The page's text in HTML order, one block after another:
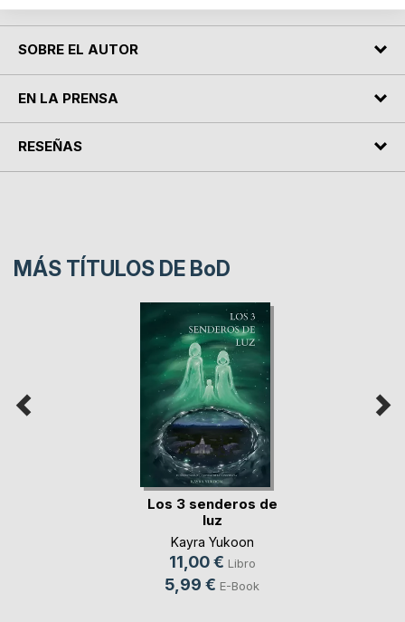
SOBRE EL AUTOR
EN LA PRENSA
RESEÑAS
MÁS TÍTULOS DE BoD
Los 3 senderos de
luz
Kayra Yukoon
11,00 € Libro
5,99 € E-Book